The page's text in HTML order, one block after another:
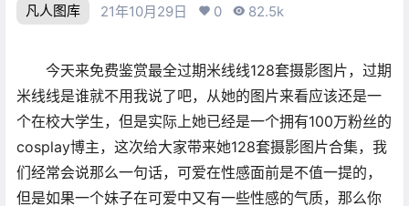
凡人图库 21年10月29日 0 82.5k
今天来免费鉴赏最全过期米线线128套摄影图片，过期
米线线是谁就不用我说了吧，从她的图片来看应该还是一
个在校大学生，但是实际上她已经是一个拥有100万粉丝的
cosplay博主，这次给大家带来她128套摄影图片合集，我
们经常会说那么一句话，可爱在性感面前是不值一提的，
但是如果一个妹子在可爱中又有一些性感的气质，那么你